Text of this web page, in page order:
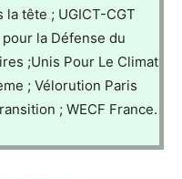
la tête ; UGICT-CGT
la Défense du
;Unis Pour Le Climat
; Vélorution Paris
; WECF France.